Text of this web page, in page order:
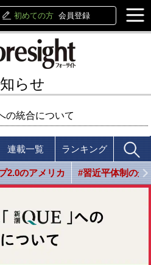
初めての方 会員登録
らせ
の統合について
連載一覧 ランキング
2.0のアメリカ #習近平体制の光